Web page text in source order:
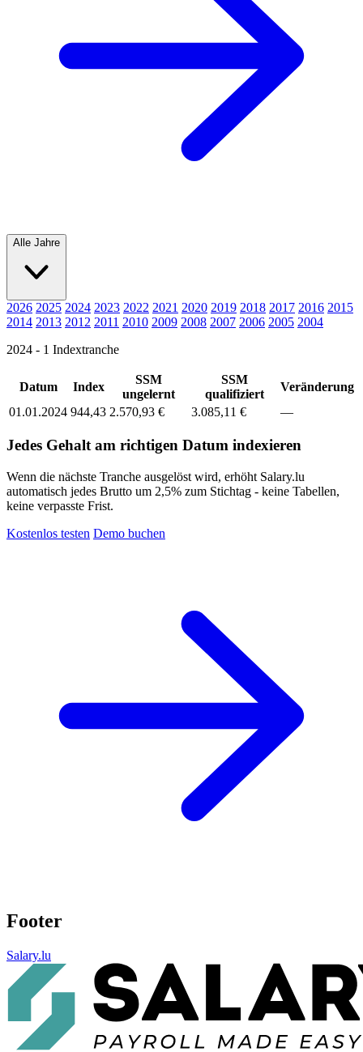
Alle Jahre
2026 2025 2024 2023 2022 2021 2020 2019 2018 2017 2016 2015
2014 2013 2012 2011 2010 2009 2008 2007 2006 2005 2004
2024 - 1 Indextranche
Datum Index
SSM
ungelernt
SSM
qualifiziert
Veränderung
01.01.2024 944,43 2.570,93 € 3.085,11 € —
Jedes Gehalt am richtigen Datum indexieren
Wenn die nächste Tranche ausgelöst wird, erhöht Salary.lu
automatisch jedes Brutto um 2,5% zum Stichtag - keine Tabellen,
keine verpasste Frist.
Kostenlos testen Demo buchen
Footer
Salary.lu